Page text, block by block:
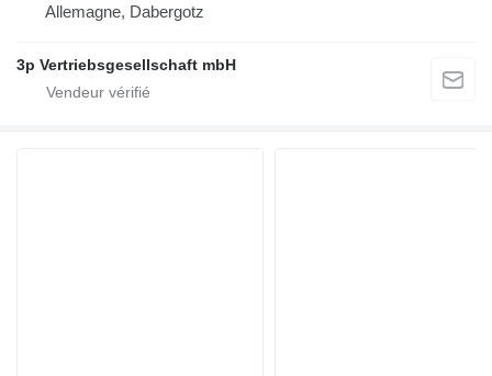
Allemagne, Dabergotz
3p Vertriebsgesellschaft mbH